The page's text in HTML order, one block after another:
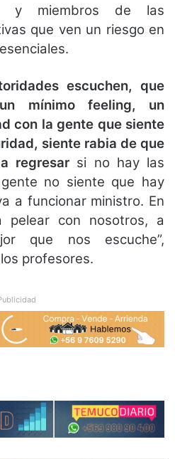
y miembros de las
que ven un riesgo en
escuchen, que
mínimo feeling, un
con la gente que siente
siente rabia de que
regresar si no hay las
no siente que hay
a funcionar ministro. En
con nosotros, a
que nos escuche”,
profesores.